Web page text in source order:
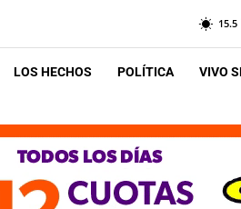
15.5
LOS HECHOS POLÍTICA VIVO